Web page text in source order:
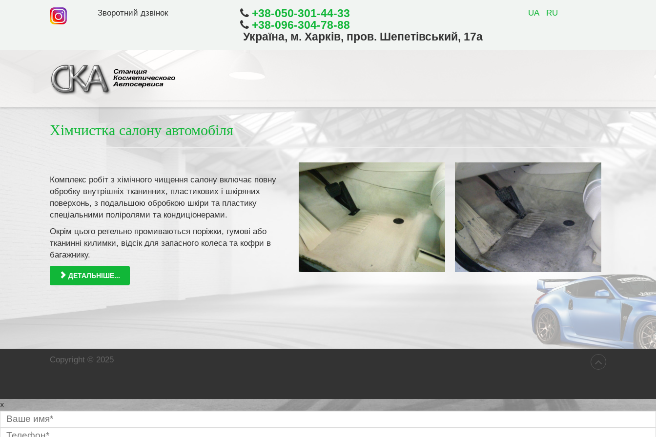
Зворотний дзвінок
+38-050-301-44-33
+38-096-304-78-88
Українa, м. Харків, пров. Шепетівський, 17а
UA RU
Хімчистка салону автомобіля
Комплекс робіт з хімічного чищення салону включає повну
обробку внутрішніх тканинних, пластикових і шкіряних
поверхонь, з подальшою обробкою шкіри та пластику
спеціальними поліролями та кондиціонерами.
Окрім цього ретельно промиваються поріжки, гумові або
тканинні килимки, відсік для запасного колеса та кофри в
багажнику.
ДЕТАЛЬНІШЕ...
Copyright © 2025
x